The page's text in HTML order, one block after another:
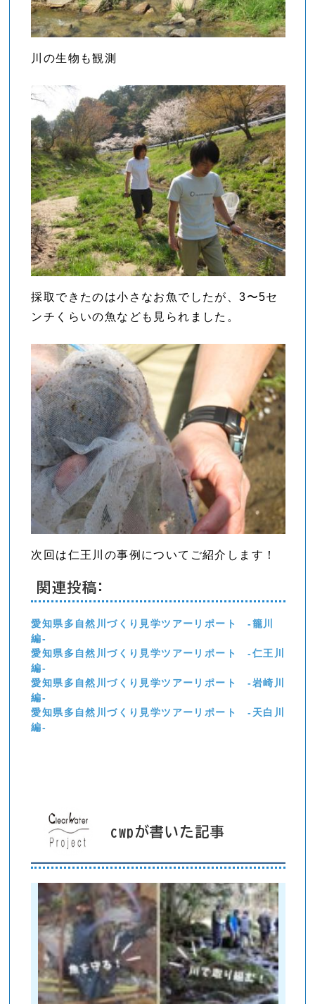
川の生物も観測
採取できたのは小さなお魚でしたが、3〜5セ
ンチくらいの魚なども見られました。
次回は仁王川の事例についてご紹介します！
関連投稿:
愛知県多自然川づくり見学ツアーリポート -籠川
編-
愛知県多自然川づくり見学ツアーリポート -仁王川
編-
愛知県多自然川づくり見学ツアーリポート -岩崎川
編-
愛知県多自然川づくり見学ツアーリポート -天白川
編-
cwpが書いた記事